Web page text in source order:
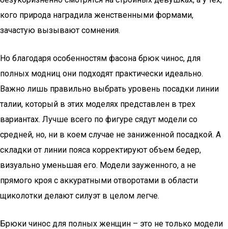
кого природа наградила женственными формами,
зачастую вызывают сомнения.
Но благодаря особенностям фасона брюк чинос, для
полных модниц они подходят практически идеально.
Важно лишь правильно выбрать уровень посадки линии
талии, который в этих моделях представлен в трех
вариантах. Лучше всего по фигуре сядут модели со
средней, но, ни в коем случае не заниженной посадкой. А
складки от линии пояса корректируют объем бедер,
визуально уменьшая его. Модели зауженного, а не
прямого кроя с аккуратными отворотами в области
щиколотки делают силуэт в целом легче.
Брюки чинос для полных женщин – это не только модели